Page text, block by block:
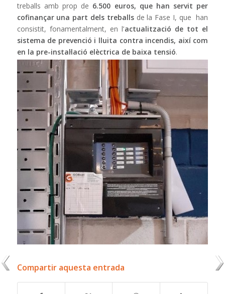
treballs amb prop de 6.500 euros, que han servit per
cofinançar una part dels treballsde la Fase I, que han
consistit, fonamentalment, en l’actualització de tot el
sistema de prevenció i lluita contra incendis, així com
en la pre-instal·lació elèctrica de baixa tensió.
Compartir aquesta entrada